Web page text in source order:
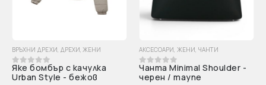
ВРЪХНИ ДРЕХИ ДРЕХИ ЖЕНИ
0 out of 5
Яке бомбър с качулка
Urban Style - бежов
АКСЕСОАРИ ЖЕНИ ЧАНТИ
0 out of 5
Чанта Minimal Shoulder -
черен / таупе